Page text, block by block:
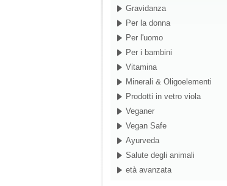
Gravidanza
Per la donna
Per l'uomo
Per i bambini
Vitamina
Minerali & Oligoelementi
Prodotti in vetro viola
Veganer
Vegan Safe
Ayurveda
Salute degli animali
età avanzata